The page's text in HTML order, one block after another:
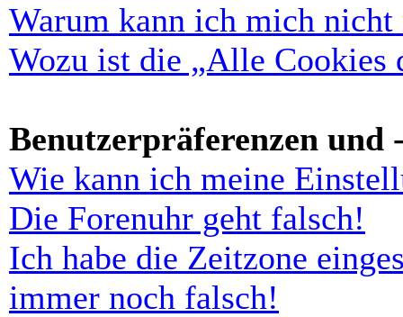
Warum kann ich mich nicht
Wozu ist die „Alle Cookies
Benutzerpräferenzen und
Wie kann ich meine
Die Forenuhr geht falsch!
Ich habe die Zeitzone
immer noch falsch!